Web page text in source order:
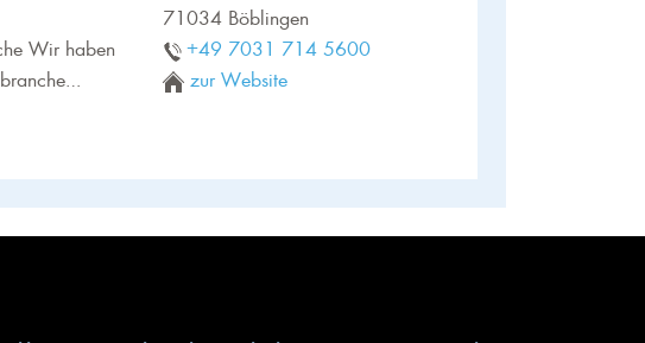
Wir haben
71034 Böblingen
+49 7031 714 5600
zur Website